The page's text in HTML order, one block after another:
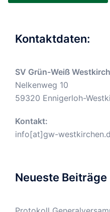
Kontaktdaten:
SV Grün-Weiß
Nelkenweg 10
59320 Ennigerloh-
Kontakt:
info[at]gw-
Neueste Beiträge